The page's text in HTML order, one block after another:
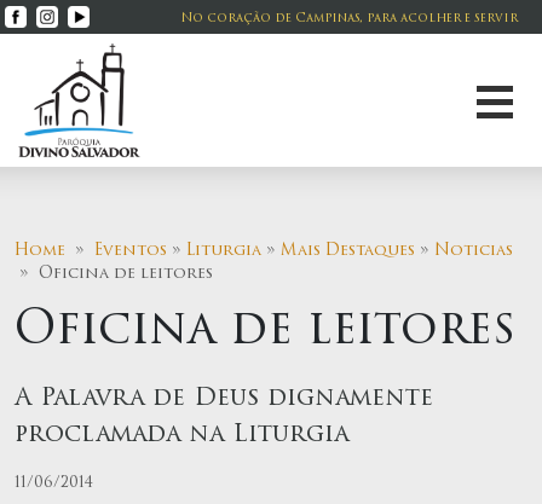
No coração de Campinas, para acolher e servir
Home » Eventos » Liturgia » Mais Destaques » Noticias
» Oficina de leitores
Oficina de leitores
A Palavra de Deus dignamente
proclamada na Liturgia
11/06/2014